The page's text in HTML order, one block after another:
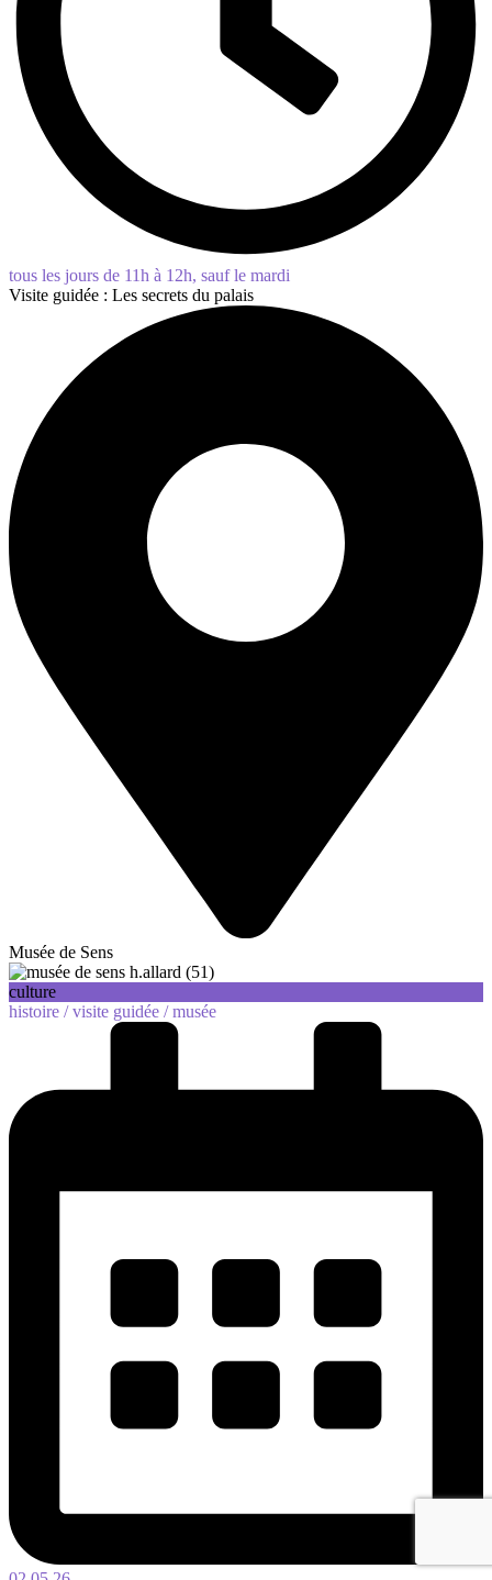
tous les jours de 11h à 12h, sauf le mardi
Visite guidée : Les secrets du palais
Musée de Sens
culture
histoire /visite guidée /musée